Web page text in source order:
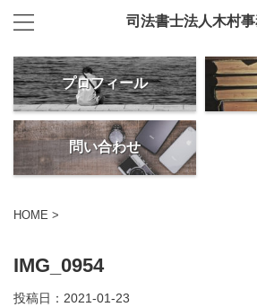
司法書士法人木村
プロフィール
問い合わせ
HOME >
IMG_0954
投稿日： 2021-01-23